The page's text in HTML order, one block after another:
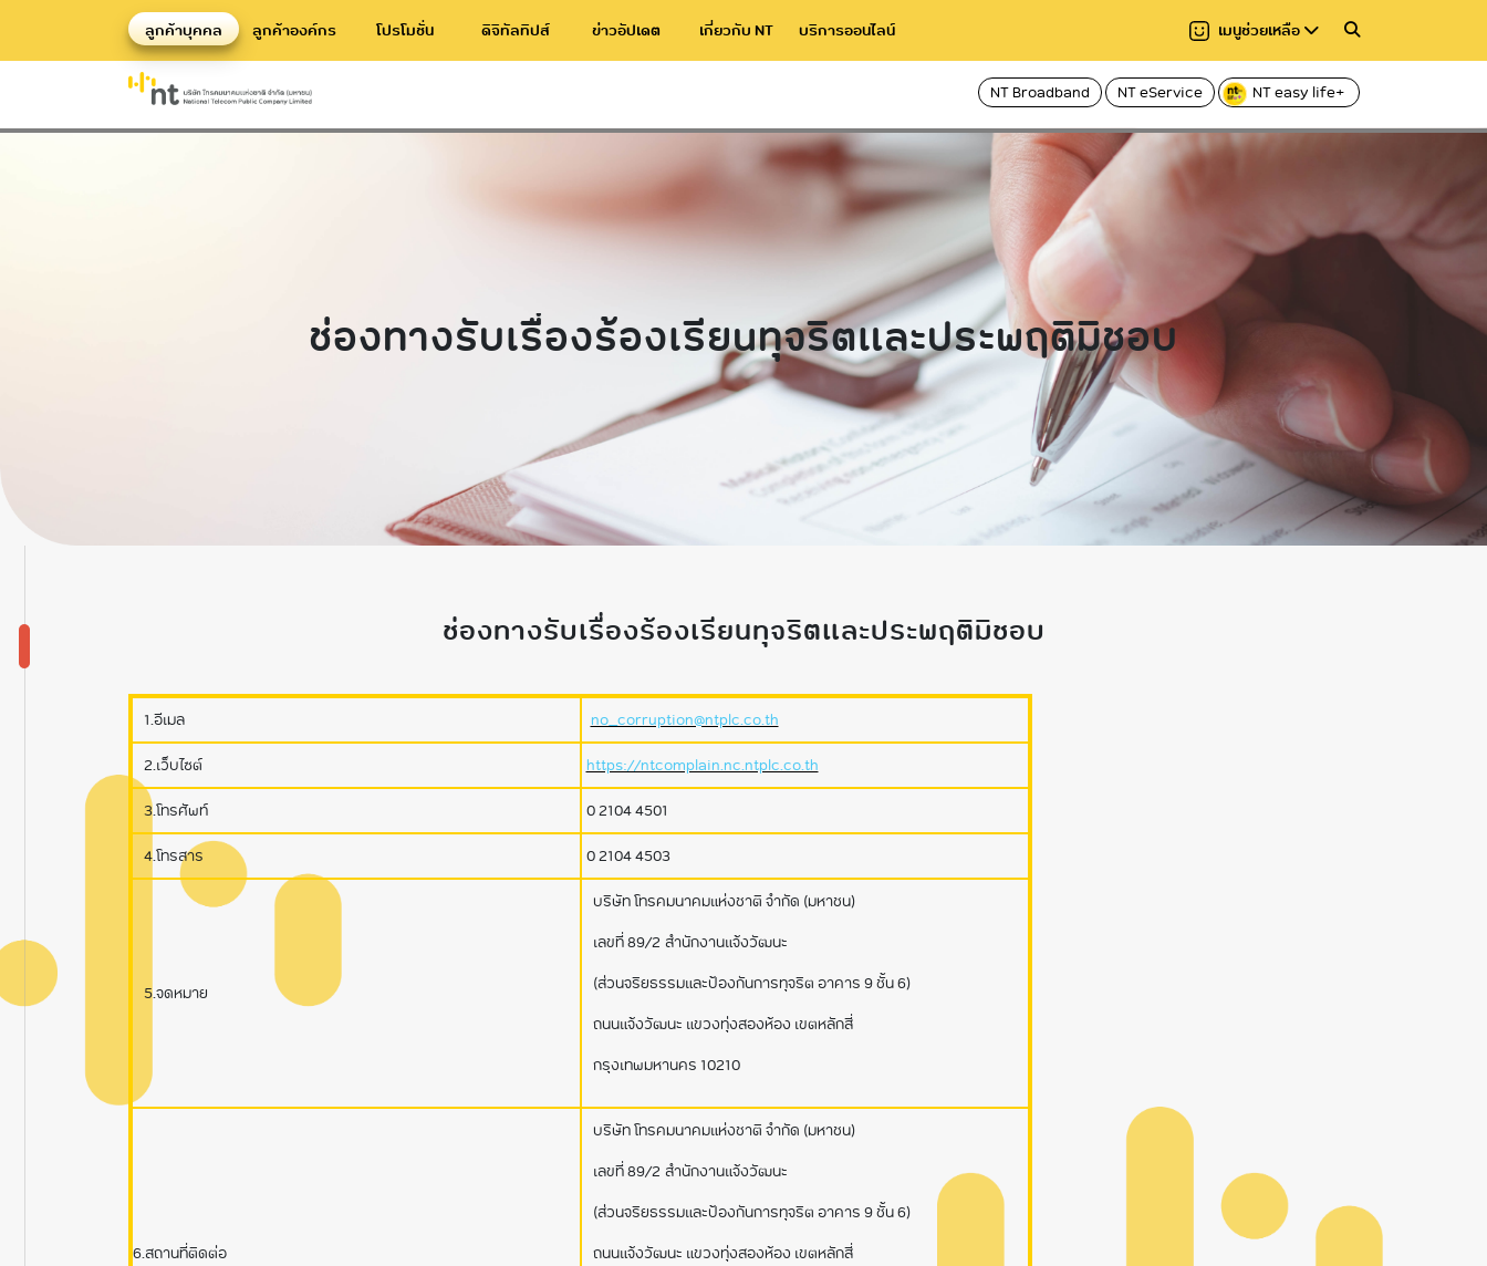
ลูกค้าบุคคล ลูกค้าองค์กร โปรโมชั่น ดิจิทัลทิปส์ ข่าวอัปเดต เกี่ยวกับ NT บริการออนไลน์ เมนูช่วยเหลือ
NT Broadband NT eService NT easy life+
ช่องทางรับเรื่องร้องเรียนทุจริตและประพฤติมิชอบ
ช่องทางรับเรื่องร้องเรียนทุจริตและประพฤติมิชอบ
1.อีเมล
no_corruption@ntplc.co.th
2.เว็บไซต์
https://ntcomplain.nc.ntplc.co.th
3.โทรศัพท์
0 2104 4501
4.โทรสาร
0 2104 4503
5.จดหมาย
บริษัท โทรคมนาคมแห่งชาติ จำกัด (มหาชน)
เลขที่ 89/2 สำนักงานแจ้งวัฒนะ
(ส่วนจริยธรรมและป้องกันการทุจริต อาคาร 9 ชั้น 6)
ถนนแจ้งวัฒนะ แขวงทุ่งสองห้อง เขตหลักสี่
กรุงเทพมหานคร 10210
6.สถานที่ติดต่อ
บริษัท โทรคมนาคมแห่งชาติ จำกัด (มหาชน)
เลขที่ 89/2 สำนักงานแจ้งวัฒนะ
(ส่วนจริยธรรมและป้องกันการทุจริต อาคาร 9 ชั้น 6)
ถนนแจ้งวัฒนะ แขวงทุ่งสองห้อง เขตหลักสี่
ช่องทางรับเรื่องร้องเรียนทุจริตและประพฤติมิชอบ ใช้เวลาอ่าน 1 นาที อ่านให้ฟัง แชร์